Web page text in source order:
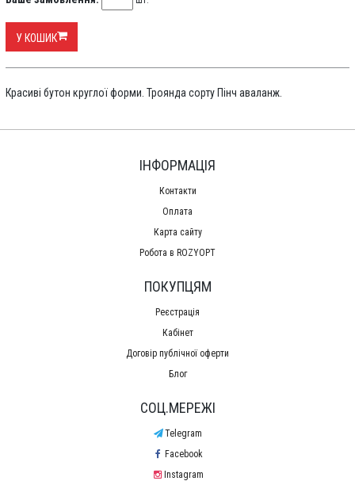
У КОШИК
Красиві бутон круглої форми. Троянда сорту Пінч аваланж.
ІНФОРМАЦІЯ
Контакти
Оплата
Карта сайту
Робота в ROZYOPT
ПОКУПЦЯМ
Реєстрація
Кабінет
Договір публічної оферти
Блог
СОЦ.МЕРЕЖІ
Telegram
Facebook
Instagram